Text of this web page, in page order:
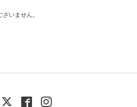
いません。